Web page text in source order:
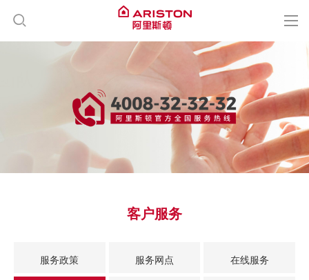
品牌介绍
产品中心
新闻中心
职业发展
客户服务
服务政策 服务网点 在线服务